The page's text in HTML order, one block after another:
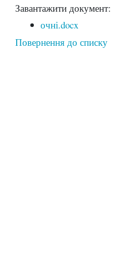
Завантажити документ:
очні.docx
Повернення до списку